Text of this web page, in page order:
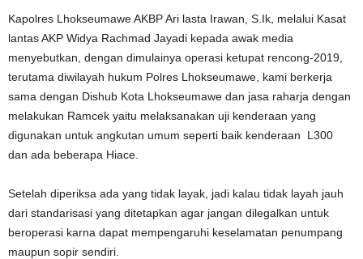
Kapolres Lhokseumawe AKBP Ari lasta Irawan, S.Ik, melalui Kasat
lantas AKP Widya Rachmad Jayadi kepada awak media
menyebutkan, dengan dimulainya operasi ketupat rencong-2019,
terutama diwilayah hukum Polres Lhokseumawe, kami berkerja
sama dengan Dishub Kota Lhokseumawe dan jasa raharja dengan
melakukan Ramcek yaitu melaksanakan uji kenderaan yang
digunakan untuk angkutan umum seperti baik kenderaan L300
dan ada beberapa Hiace.
Setelah diperiksa ada yang tidak layak, jadi kalau tidak layah jauh
dari standarisasi yang ditetapkan agar jangan dilegalkan untuk
beroperasi karna dapat mempengaruhi keselamatan penumpang
maupun sopir sendiri.